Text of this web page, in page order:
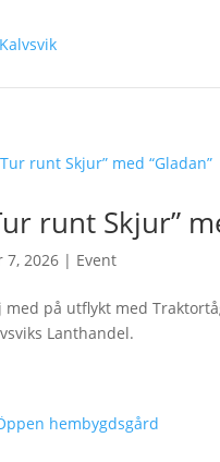
runt Skjur”
7, 2026 | Event
med på utflykt med
Lanthandel.